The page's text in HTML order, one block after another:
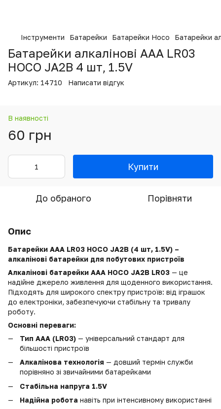
Інструменти Батарейки Батарейки Hoco Батарейки
Батарейки алкалінові AAA LR03
HOCO JA2B 4 шт, 1.5V
Артикул: 14710 Написати відгук
В наявності
60 грн
Купити
До обраного Порівняти
Опис
Батарейки AAA LR03 HOCO JA2B (4 шт, 1.5V) –
алкалінові батарейки для побутових пристроїв
Алкалінові батарейки AAA HOCO JA2B LR03 — це
надійне джерело живлення для щоденного використання.
Підходять для широкого спектру пристроїв: від іграшок
до електроніки, забезпечуючи стабільну та тривалу
роботу.
Основні переваги:
Тип AAA (LR03) — універсальний стандарт для
більшості пристроїв
Алкалінова технологія — довший термін служби
порівняно зі звичайними батарейками
Стабільна напруга 1.5V
Надійна робота навіть при інтенсивному використанні